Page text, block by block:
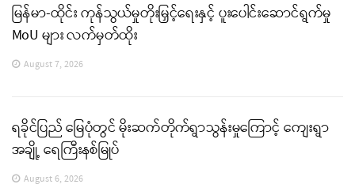
မြန်မာ-ထိုင်း ကုန်သွယ်မှုတိုးမြှင့်ရေးနှင့် ပူးပေါင်းဆောင်ရွက်မှု
MoU များ လက်မှတ်ထိုး
August 7, 2026
ရခိုင်ပြည် မြေပုံတွင် မိုးဆက်တိုက်ရွာသွန်းမှုကြောင့် ကျေးရွာ
အချို့ ရေကြီးနစ်မြုပ်
August 6, 2026